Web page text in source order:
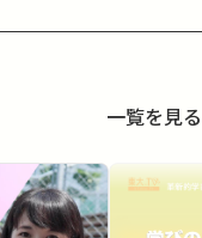
一覧を見る